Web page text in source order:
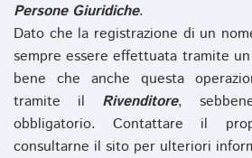
Persone Giuridiche.
Dato che la registrazione di un
sempre essere effettuata tramite un
bene che anche questa
tramite il Rivenditore,
obbligatorio. Contattare il
consultarne il sito per ulteriori